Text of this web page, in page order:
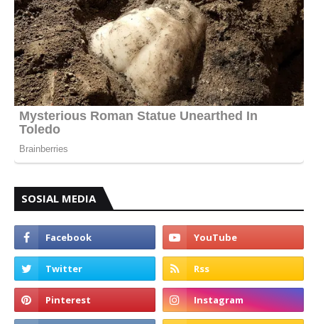
SOSIAL MEDIA